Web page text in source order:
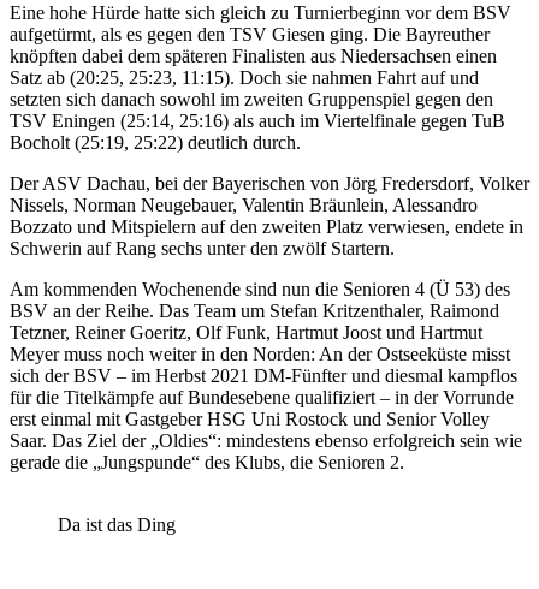
Eine hohe Hürde hatte sich gleich zu Turnierbeginn vor dem BSV
aufgetürmt, als es gegen den TSV Giesen ging. Die Bayreuther
knöpften dabei dem späteren Finalisten aus Niedersachsen einen
Satz ab (20:25, 25:23, 11:15). Doch sie nahmen Fahrt auf und
setzten sich danach sowohl im zweiten Gruppenspiel gegen den
TSV Eningen (25:14, 25:16) als auch im Viertelfinale gegen TuB
Bocholt (25:19, 25:22) deutlich durch.
Der ASV Dachau, bei der Bayerischen von Jörg Fredersdorf, Volker
Nissels, Norman Neugebauer, Valentin Bräunlein, Alessandro
Bozzato und Mitspielern auf den zweiten Platz verwiesen, endete in
Schwerin auf Rang sechs unter den zwölf Startern.
Am kommenden Wochenende sind nun die Senioren 4 (Ü 53) des
BSV an der Reihe. Das Team um Stefan Kritzenthaler, Raimond
Tetzner, Reiner Goeritz, Olf Funk, Hartmut Joost und Hartmut
Meyer muss noch weiter in den Norden: An der Ostseeküste misst
sich der BSV – im Herbst 2021 DM-Fünfter und diesmal kampflos
für die Titelkämpfe auf Bundesebene qualifiziert – in der Vorrunde
erst einmal mit Gastgeber HSG Uni Rostock und Senior Volley
Saar. Das Ziel der „Oldies“: mindestens ebenso erfolgreich sein wie
gerade die „Jungspunde“ des Klubs, die Senioren 2.
Da ist das Ding